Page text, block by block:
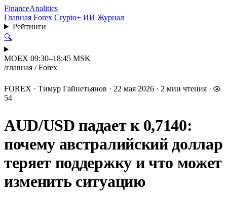
FinanceAnalitics
Главная Forex Crypto+ ИИ Журнал
Рейтинги
🔍
MOEX 09:30–18:45 MSK
/главная / Forex
FOREX · Тимур Гайнетьянов · 22 мая 2026 · 2 мин чтения ·
54
AUD/USD падает к 0,7140:
почему австралийский доллар
теряет поддержку и что может
изменить ситуацию